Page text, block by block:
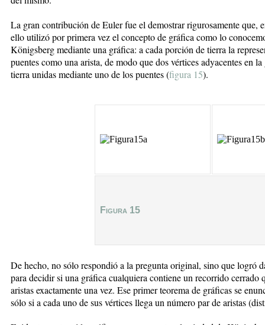
La gran contribución de Euler fue el demostrar rigurosamente que,
ello utilizó por primera vez el concepto de gráfica como lo
Königsberg mediante una gráfica: a cada porción de tierra la
puentes como una arista, de modo que dos vértices adyacentes en
tierra unidas mediante uno de los puentes (figura 15).
Figura 15
De hecho, no sólo respondió a la pregunta original, sino que logró
para decidir si una gráfica cualquiera contiene un recorrido cerrado
aristas exactamente una vez. Ese primer teorema de gráficas se
sólo si a cada uno de sus vértices llega un número par de aristas